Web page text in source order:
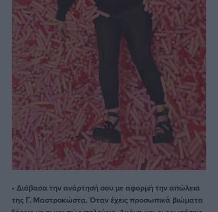
• Διάβασα την ανάρτησή σου με αφορμή την απώλεια
της Γ. Μαστροκώστα. Όταν έχεις προσωπικά βιώματα